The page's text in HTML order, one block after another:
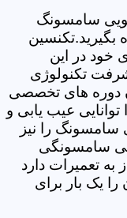
سامسونگ
بگیرید.تکنسین
خود در این
تکنولوژی
دوره های تخصصی
عیب یابی و
سامسونگ را نیز
سامسونگی
تعمیرات دارد
یک بار برای